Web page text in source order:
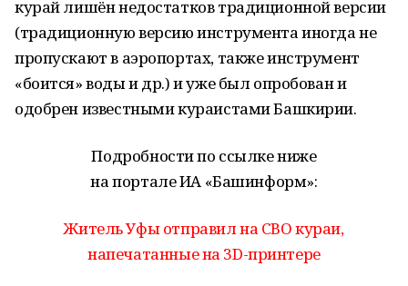
курай лишён недостатков традиционной версии
(традиционную версию инструмента иногда не
пропускают в аэропортах, также инструмент
«боится» воды и др.) и уже был опробован и
одобрен известными кураистами Башкирии.
Подробности по ссылке ниже
на портале ИА «Башинформ»:
Житель Уфы отправил на СВО кураи,
напечатанные на 3D-принтере